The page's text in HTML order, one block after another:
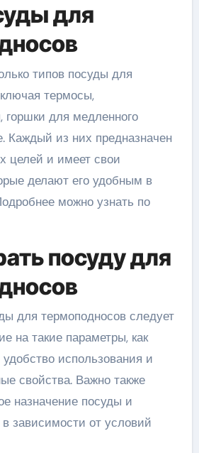
для
типов посуды для
термосы,
горшки для медленного
Каждый из них предназначен
целей и имеет свои
делают его удобным в
можно узнать по
посуду для
для термоподносов следует
на такие параметры, как
использования и
свойства. Важно также
назначение посуды и
зависимости от условий